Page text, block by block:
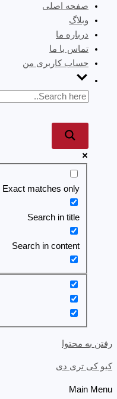
صفحه اصلی
وبلاگ
درباره ما
تماس با ما
حساب کاربری من
Exact matches only
Search in title
Search in content
رفتن به محتوا
کیو کی تری دی
Main Menu